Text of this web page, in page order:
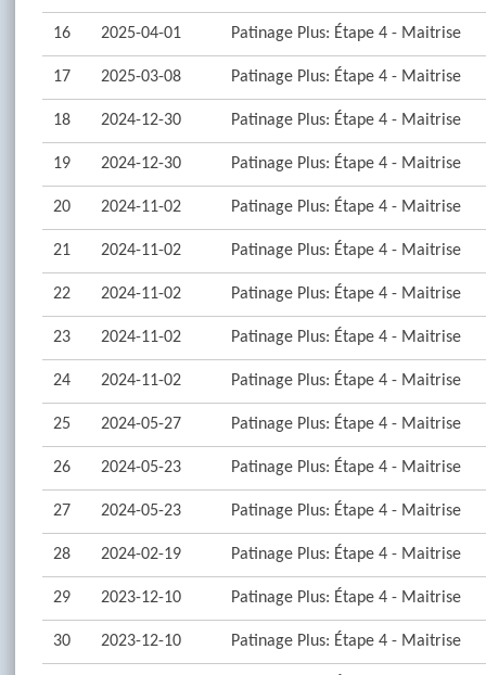
16 2025-04-01 Patinage Plus: Étape 4 - Maitrise
17 2025-03-08 Patinage Plus: Étape 4 - Maitrise
18 2024-12-30 Patinage Plus: Étape 4 - Maitrise
19 2024-12-30 Patinage Plus: Étape 4 - Maitrise
20 2024-11-02 Patinage Plus: Étape 4 - Maitrise
21 2024-11-02 Patinage Plus: Étape 4 - Maitrise
22 2024-11-02 Patinage Plus: Étape 4 - Maitrise
23 2024-11-02 Patinage Plus: Étape 4 - Maitrise
24 2024-11-02 Patinage Plus: Étape 4 - Maitrise
25 2024-05-27 Patinage Plus: Étape 4 - Maitrise
26 2024-05-23 Patinage Plus: Étape 4 - Maitrise
27 2024-05-23 Patinage Plus: Étape 4 - Maitrise
28 2024-02-19 Patinage Plus: Étape 4 - Maitrise
29 2023-12-10 Patinage Plus: Étape 4 - Maitrise
30 2023-12-10 Patinage Plus: Étape 4 - Maitrise